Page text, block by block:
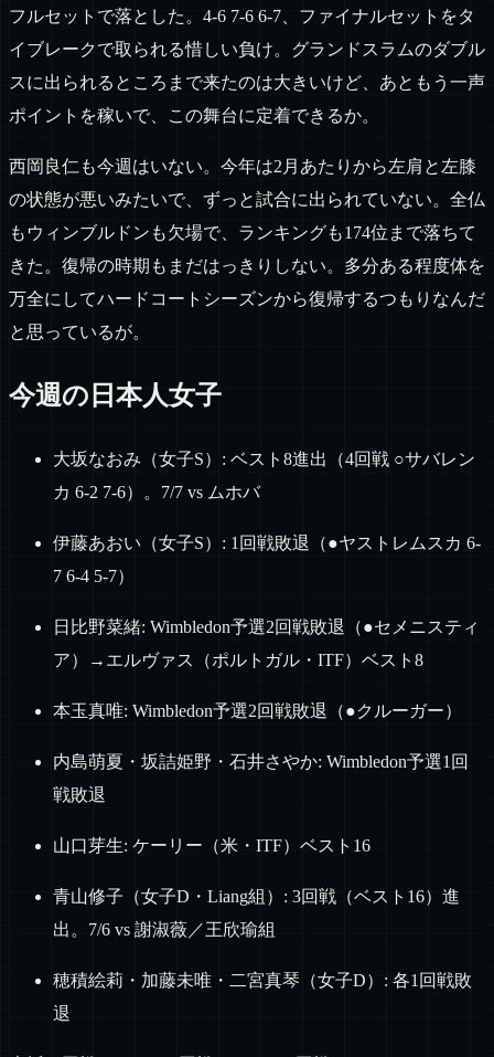
フルセットで落とした。4-6 7-6 6-7、ファイナルセットをタ
イブレークで取られる惜しい負け。グランドスラムのダブル
スに出られるところまで来たのは大きいけど、あともう一声
ポイントを稼いで、この舞台に定着できるか。
西岡良仁も今週はいない。今年は2月あたりから左肩と左膝
の状態が悪いみたいで、ずっと試合に出られていない。全仏
もウィンブルドンも欠場で、ランキングも174位まで落ちて
きた。復帰の時期もまだはっきりしない。多分ある程度体を
万全にしてハードコートシーズンから復帰するつもりなんだ
と思っているが。
今週の日本人女子
大坂なおみ（女子S）: ベスト8進出（4回戦 ○サバレン
カ 6-2 7-6）。7/7 vs ムホバ
伊藤あおい（女子S）: 1回戦敗退（●ヤストレムスカ 6-
7 6-4 5-7）
日比野菜緒: Wimbledon予選2回戦敗退（●セメニスティ
ア）→エルヴァス（ポルトガル・ITF）ベスト8
本玉真唯: Wimbledon予選2回戦敗退（●クルーガー）
内島萌夏・坂詰姫野・石井さやか: Wimbledon予選1回
戦敗退
山口芽生: ケーリー（米・ITF）ベスト16
青山修子（女子D・Liang組）: 3回戦（ベスト16）進
出。7/6 vs 謝淑薇／王欣瑜組
穂積絵莉・加藤未唯・二宮真琴（女子D）: 各1回戦敗
退